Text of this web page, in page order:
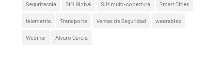
Seguritecnia SIM Global SIM multi-cobertura Smart Cities
telemetría Transporte Ventas de Seguridad wearables
Webinar Álvaro García